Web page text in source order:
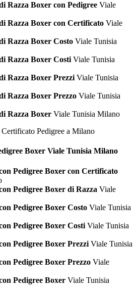
Razza Boxer con Pedigree Viale
Razza Boxer con Certificato Viale
Razza Boxer Costo Viale Tunisia
Razza Boxer Costi Viale Tunisia
Razza Boxer Prezzi Viale Tunisia
Razza Boxer Prezzo Viale Tunisia
Razza Boxer Viale Tunisia Milano
Boxer Viale Tunisia Milano
Pedigree Boxer con Certificato
Pedigree Boxer di Razza Viale
Pedigree Boxer Costo Viale Tunisia
Pedigree Boxer Costi Viale Tunisia
Pedigree Boxer Prezzi Viale Tunisia
Pedigree Boxer Prezzo Viale
Pedigree Boxer Viale Tunisia